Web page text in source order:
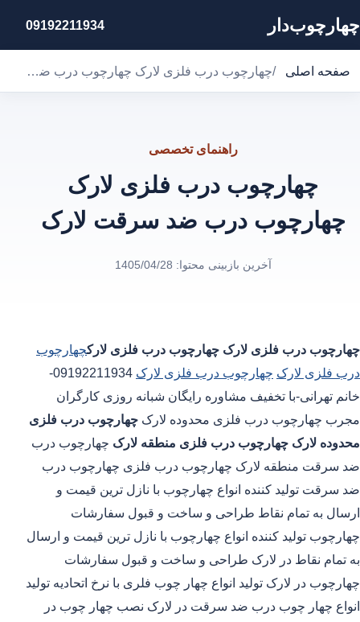
چهارچوب‌دار 09192211934
صفحه اصلی / چهارچوب درب فلزی لارک چهارچوب درب ضد سرقت لارک
راهنمای تخصصی
چهارچوب درب فلزی لارک
چهارچوب درب ضد سرقت لارک
آخرین بازبینی محتوا: 1405/04/28
چهارچوب درب فلزی لارک چهارچوب درب فلزی لارکچهارچوب
درب فلزی لارک چهارچوب درب فلزی لارک
09192211934-
خانم تهرانی-با تخفیف مشاوره رایگان شبانه روزی کارگران
مجرب چهارچوب درب فلزی محدوده لارک چهارچوب درب فلزی
محدوده لارک چهارچوب درب فلزی منطقه لارک چهارچوب درب
ضد سرقت منطقه لارک چهارچوب درب فلزی چهارچوب درب
ضد سرقت تولید کننده انواع چهارچوب با نازل ترین قیمت و
ارسال به تمام نقاط طراحی و ساخت و قبول سفارشات
چهارچوب تولید کننده انواع چهارچوب با نازل ترین قیمت و ارسال
به تمام نقاط در لارک طراحی و ساخت و قبول سفارشات
چهارچوب در لارک تولید انواع چهار چوب فلری با نرخ اتحادیه تولید
انواع چهار چوب درب ضد سرقت در لارک نصب چهار چوب در